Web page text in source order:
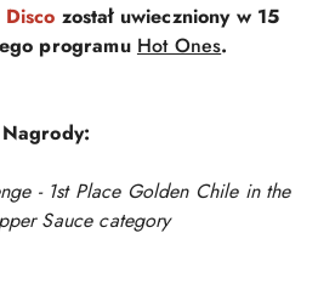
został uwieczniony w 15
programu Hot Ones.
Nagrody:
- 1st Place Golden Chile in the
Sauce category